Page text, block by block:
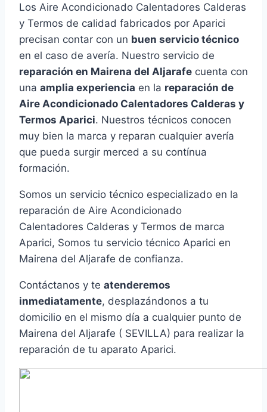
Los Aire Acondicionado Calentadores Calderas
y Termos de calidad fabricados por Aparici
precisan contar con un buen servicio técnico
en el caso de avería. Nuestro servicio de
reparación en Mairena del Aljarafe cuenta con
una amplia experiencia en la reparación de
Aire Acondicionado Calentadores Calderas y
Termos Aparici. Nuestros técnicos conocen
muy bien la marca y reparan cualquier avería
que pueda surgir merced a su contínua
formación.
Somos un servicio técnico especializado en la
reparación de Aire Acondicionado
Calentadores Calderas y Termos de marca
Aparici, Somos tu servicio técnico Aparici en
Mairena del Aljarafe de confianza.
Contáctanos y te atenderemos
inmediatamente, desplazándonos a tu
domicilio en el mismo día a cualquier punto de
Mairena del Aljarafe ( SEVILLA) para realizar la
reparación de tu aparato Aparici.